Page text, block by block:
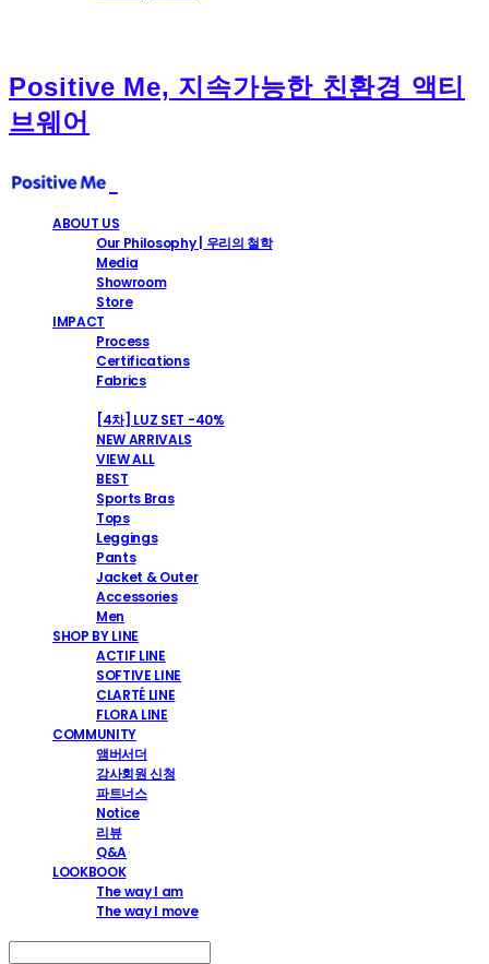
Positive Me, 지속가능한 친환경 액티
브웨어
ABOUT US
Our Philosophy | 우리의 철학
Media
Showroom
Store
IMPACT
Process
Certifications
Fabrics
[4차] LUZ SET -40%
NEW ARRIVALS
VIEW ALL
BEST
Sports Bras
Tops
Leggings
Pants
Jacket & Outer
Accessories
Men
SHOP BY LINE
ACTIF LINE
SOFTIVE LINE
CLARTÉ LINE
FLORA LINE
COMMUNITY
앰버서더
강사회원 신청
파트너스
Notice
리뷰
Q&A
LOOKBOOK
The way I am
The way I move